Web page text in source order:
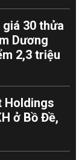
giá 30 thửa
Dương
2,3 triệu
Holdings
ở Bồ Đề,